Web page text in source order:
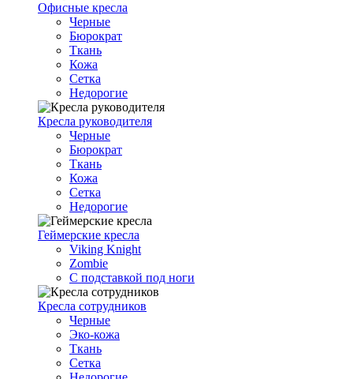
Офисные кресла
Черные
Бюрократ
Ткань
Кожа
Сетка
Недорогие
Кресла руководителя
Черные
Бюрократ
Ткань
Кожа
Сетка
Недорогие
Геймерские кресла
Viking Knight
Zombie
С подставкой под ноги
Кресла сотрудников
Черные
Эко-кожа
Ткань
Сетка